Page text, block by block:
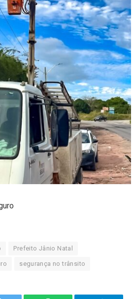
Prefeito Jânio Natal
segurança no trânsito